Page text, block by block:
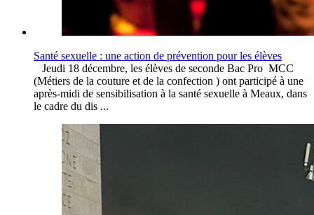
Santé sexuelle : une action de prévention pour les élèves
Jeudi 18 décembre, les élèves de seconde Bac Pro MCC
(Métiers de la couture et de la confection ) ont participé à une
après-midi de sensibilisation à la santé sexuelle à Meaux, dans
le cadre du dis ...